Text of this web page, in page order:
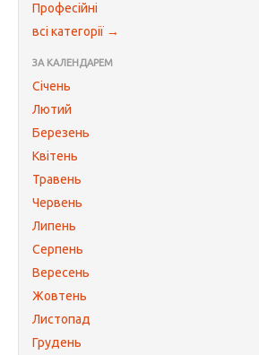
Професійні
всі категорії →
ЗА КАЛЕНДАРЕМ
Січень
Лютий
Березень
Квітень
Травень
Червень
Липень
Серпень
Вересень
Жовтень
Листопад
Грудень